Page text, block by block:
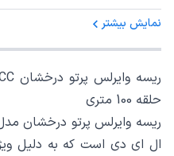
نمایش بیشتر
حلقه 100 متری
ریسه وایرلس پرتو درخشان
ال ای دی است که به دلیل